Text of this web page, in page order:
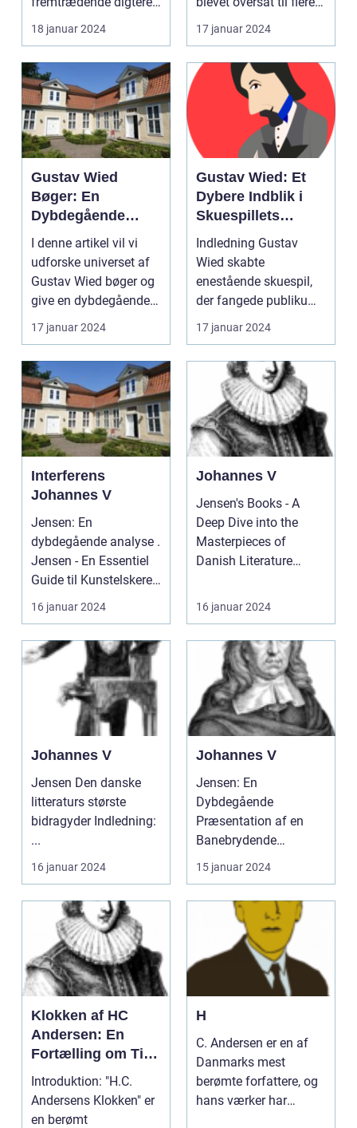
og sangskrivere. Hans
sange har...
18 januar 2024
forskellige sprog. I...
17 januar 2024
Gustav Wied
Bøger: En
Dybdegående
Præsentation og
Historisk
Gennemgang
I denne artikel vil vi
udforske universet af
Gustav Wied bøger og
give en dybdegående
præsentation a...
17 januar 2024
Gustav Wied: Et
Dybere Indblik i
Skuespillets
Verden
Indledning Gustav
Wied skabte
enestående skuespil,
der fangede publikum
med deres dybde,
indlevelse...
17 januar 2024
Interferens
Johannes V
Jensen: En
dybdegående analyse .
Jensen - En Essentiel
Guide til Kunstelskere
og Samlere ...
16 januar 2024
Johannes V
Jensen's Books - A
Deep Dive into the
Masterpieces of
Danish Literature
realm ...
16 januar 2024
Johannes V
Jensen Den danske
litteraturs største
bidragyder Indledning:
...
16 januar 2024
Johannes V
Jensen: En
Dybdegående
Præsentation af en
Banebrydende
Forfatter . Jensen: En
Dybdegående
Præsenta...
15 januar 2024
Klokken af HC
Andersen: En
Fortælling om Tid
og Fantasi
Introduktion: "H.C.
Andersens Klokken" er
en berømt
H
C. Andersen er en af
Danmarks mest
berømte forfattere, og
hans værker har